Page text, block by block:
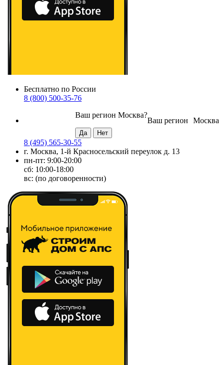
Бесплатно по России
8 (800) 500-35-76
Москва
Ваш регион
Ваш регион Москва?
8 (495) 565-30-55
г. Москва, 1-й Красносельский переулок д. 13
пн-пт: 9:00-20:00
сб: 10:00-18:00
вс: (по договоренности)